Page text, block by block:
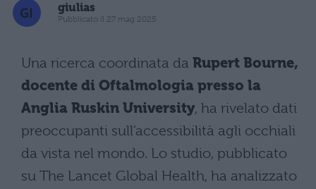
giulias
Pubblicato il 27 mag 2025
Una ricerca coordinata da Rupert Bourne,
docente di Oftalmologia presso la
Anglia Ruskin University, ha rivelato dati
preoccupanti sull’accessibilità agli occhiali
da vista nel mondo. Lo studio, pubblicato
su The Lancet Global Health, ha analizzato